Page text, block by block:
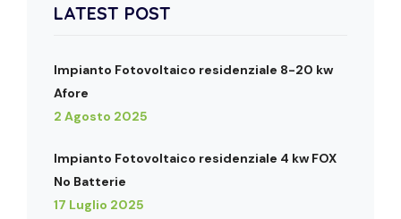
LATEST POST
Impianto Fotovoltaico residenziale 8-20 kw
Afore
2 Agosto 2025
Impianto Fotovoltaico residenziale 4 kw FOX
No Batterie
17 Luglio 2025